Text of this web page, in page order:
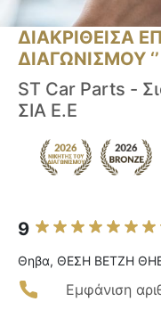
ΔΙΑΚΡΙΘΕΙΣΑ
ΔΙΑΓΩΝΙΣΜΟΥ ‘’
ST Car Parts -
ΣΙΑ Ε.Ε
9
Θηβα, ΘΕΣΗ ΒΕΤΖΗ
Εμφάνιση